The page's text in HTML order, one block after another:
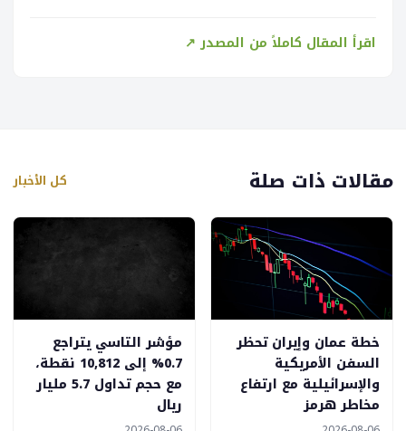
اقرأ المقال كاملاً من المصدر ↗
مقالات ذات صلة كل الأخبار
خطة عمان وإيران تحظر
السفن الأمريكية
والإسرائيلية مع ارتفاع
مخاطر هرمز
مؤشر التاسي يتراجع
0.7% إلى 10,812 نقطة،
مع حجم تداول 5.7 مليار
ريال